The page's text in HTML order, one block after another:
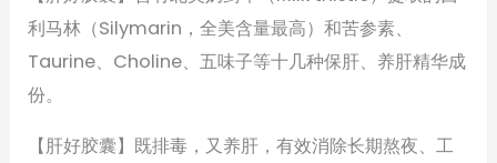
利马林（Silymarin，全美含量最高）和苦参素、
Taurine、Choline、五味子等十几种保肝、养肝精华成
份。
【肝好胶囊】既排毒，又养肝，有效消除长期熬夜、工